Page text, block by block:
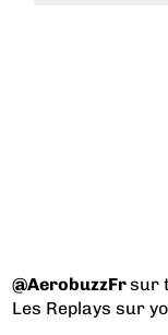
@AerobuzzFrsur
Les Replays sur